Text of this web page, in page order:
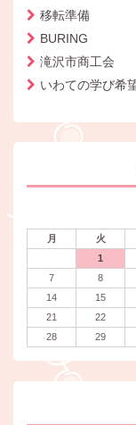
移転準備
BURING
滝沢市商工会
いわての学び希
月 火
1
7
8
14
15
21
22
28
29